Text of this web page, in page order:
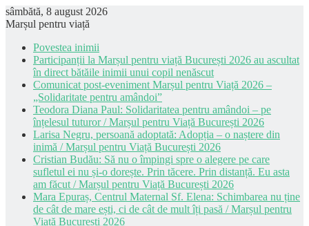
sâmbătă, 8 august 2026
Marșul pentru viață
Povestea inimii
Participanții la Marșul pentru viață București 2026 au ascultat
în direct bătăile inimii unui copil nenăscut
Comunicat post-eveniment Marșul pentru Viață 2026 –
„Solidaritate pentru amândoi”
Teodora Diana Paul: Solidaritatea pentru amândoi – pe
înțelesul tuturor / Marșul pentru Viață București 2026
Larisa Negru, persoană adoptată: Adopția – o naștere din
inimă / Marșul pentru Viață București 2026
Cristian Budău: Să nu o împingi spre o alegere pe care
sufletul ei nu și-o dorește. Prin tăcere. Prin distanță. Eu asta
am făcut / Marșul pentru Viață București 2026
Mara Epuraș, Centrul Maternal Sf. Elena: Schimbarea nu ține
de cât de mare ești, ci de cât de mult îți pasă / Marșul pentru
Viață București 2026